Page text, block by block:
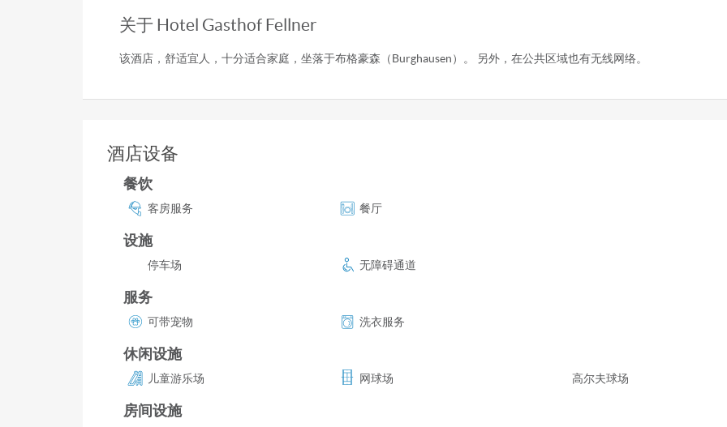
关于 Hotel Gasthof Fellner
该酒店，舒适宜人，十分适合家庭，坐落于布格豪森（Burghausen）。 另外，在公共区域也有无线网络。
酒店设备
餐饮
客房服务 餐厅
设施
停车场 无障碍通道
服务
可带宠物 洗衣服务
休闲设施
儿童游乐场 网球场 高尔夫球场
房间设施